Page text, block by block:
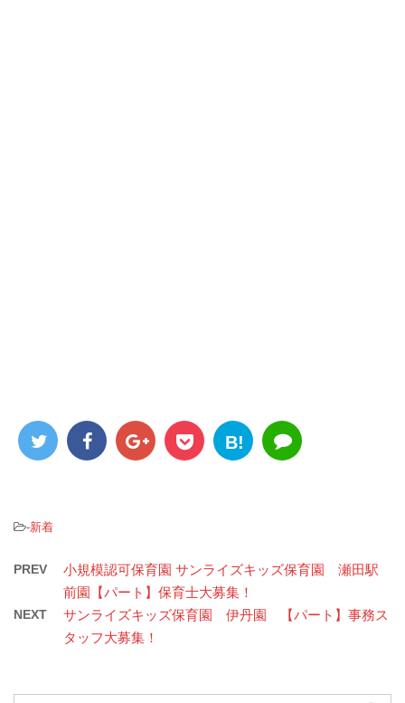
B!
-新着
PREV
小規模認可保育園 サンライズキッズ保育園 瀬田駅
前園【パート】保育士大募集！
NEXT
サンライズキッズ保育園 伊丹園 【パート】事務ス
タッフ大募集！